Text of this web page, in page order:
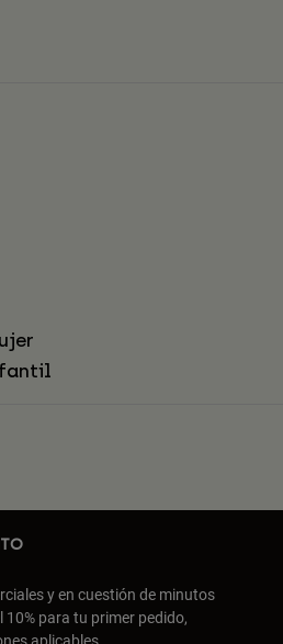
y en cuestión de minutos
para tu primer pedido,